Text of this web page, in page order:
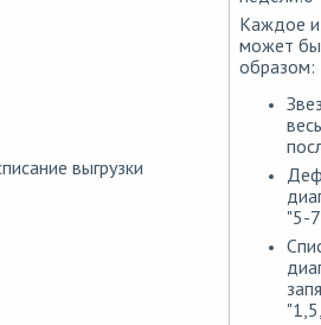
выгрузки
Каждое
может
образом:
"5-